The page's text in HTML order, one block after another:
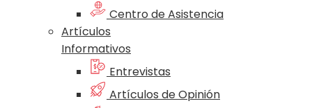
Centro de Asistencia
Artículos
Informativos
Entrevistas
Artículos de Opinión